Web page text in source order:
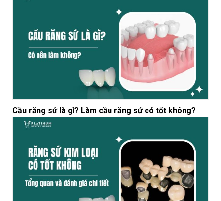
Cầu răng sứ là gì? Làm cầu răng sứ có tốt không?